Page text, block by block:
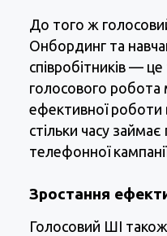
До того ж
Онбординг та
співробітників —
голосового робота
ефективної роботи
стільки часу
телефонної
Зростання
Голосовий ШІ